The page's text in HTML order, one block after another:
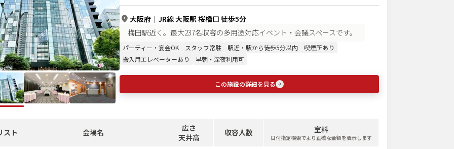
大阪府 ｜ JR線 大阪駅 桜橋口 徒歩5分
梅田駅近く。最大237名収容の多用途対応イベント・会議スペースです。
パーティー・宴会OK スタッフ常駐 駅近・駅から徒歩5分以内
喫煙所あり
搬入用エレベーターあり
早朝・深夜利用可
この施設の詳細を見る
スト 会場名
広さ
天井高
収容人数 室料
日付指定検索でより正確な金額を表示します